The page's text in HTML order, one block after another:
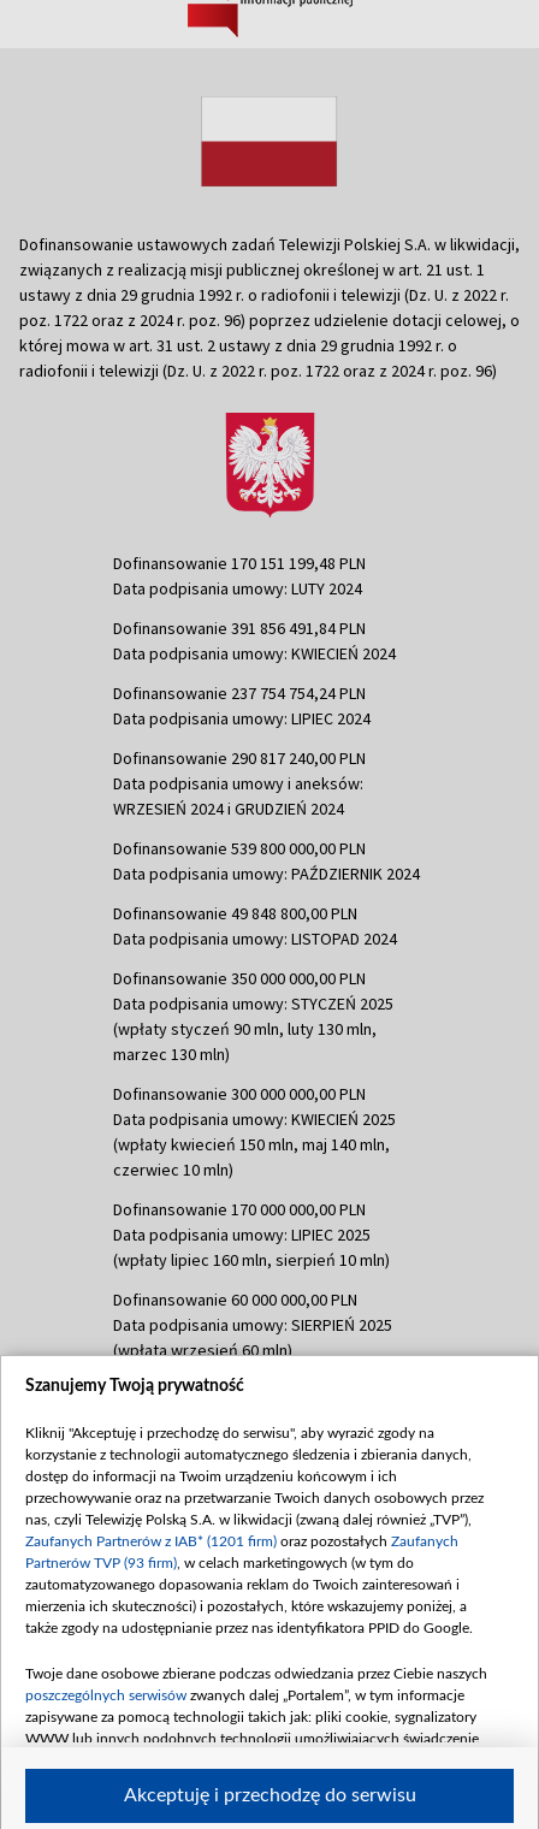
Dofinansowanie ustawowych zadań Telewizji Polskiej S.A. w likwidacji,
związanych z realizacją misji publicznej określonej w art. 21 ust. 1
ustawy z dnia 29 grudnia 1992 r. o radiofonii i telewizji (Dz. U. z 2022 r.
poz. 1722 oraz z 2024 r. poz. 96) poprzez udzielenie dotacji celowej, o
której mowa w art. 31 ust. 2 ustawy z dnia 29 grudnia 1992 r. o
radiofonii i telewizji (Dz. U. z 2022 r. poz. 1722 oraz z 2024 r. poz. 96)
Dofinansowanie 170 151 199,48 PLN
Data podpisania umowy: LUTY 2024
Dofinansowanie 391 856 491,84 PLN
Data podpisania umowy: KWIECIEŃ 2024
Dofinansowanie 237 754 754,24 PLN
Data podpisania umowy: LIPIEC 2024
Dofinansowanie 290 817 240,00 PLN
Data podpisania umowy i aneksów:
WRZESIEŃ 2024 i GRUDZIEŃ 2024
Dofinansowanie 539 800 000,00 PLN
Data podpisania umowy: PAŹDZIERNIK 2024
Dofinansowanie 49 848 800,00 PLN
Data podpisania umowy: LISTOPAD 2024
Dofinansowanie 350 000 000,00 PLN
Data podpisania umowy: STYCZEŃ 2025
(wpłaty styczeń 90 mln, luty 130 mln,
marzec 130 mln)
Dofinansowanie 300 000 000,00 PLN
Data podpisania umowy: KWIECIEŃ 2025
(wpłaty kwiecień 150 mln, maj 140 mln,
czerwiec 10 mln)
Dofinansowanie 170 000 000,00 PLN
Data podpisania umowy: LIPIEC 2025
(wpłaty lipiec 160 mln, sierpień 10 mln)
Dofinansowanie 60 000 000,00 PLN
Data podpisania umowy: SIERPIEŃ 2025
(wpłata wrzesień 60 mln)
Dofinansowanie 635 783 051,21 PLN
(wpłata wrzesień 100 mln, październik 350
mln, listopad 265 mln)
Dofinansowanie 48 862 000,00 PLN
Data podpisania umowy: GRUDZIEŃ 2025
(wpłata grudzień 60,548 mln)
Dofinansowanie 900 000 000,00 PLN
Data podpisania umowy: LUTY 2026 (wpłata
kwiecień 180 mln, 7 maja 180 mln, 8
czerwca 90 mln)
Dofinansowanie 250 000 000,00 PLN
4 sierpnia 250 mln
Szanujemy Twoją prywatność
Kliknij "Akceptuję i przechodzę do serwisu", aby wyrazić zgody na
korzystanie z technologii automatycznego śledzenia i zbierania danych,
dostęp do informacji na Twoim urządzeniu końcowym i ich
przechowywanie oraz na przetwarzanie Twoich danych osobowych przez
nas, czyli Telewizję Polską S.A. w likwidacji (zwaną dalej również „TVP”),
Zaufanych Partnerów z IAB* (1201 firm) oraz pozostałych Zaufanych
Partnerów TVP (93 firm) , w celach marketingowych (w tym do
zautomatyzowanego dopasowania reklam do Twoich zainteresowań i
mierzenia ich skuteczności) i pozostałych, które wskazujemy poniżej, a
także zgody na udostępnianie przez nas identyfikatora PPID do Google.
Twoje dane osobowe zbierane podczas odwiedzania przez Ciebie naszych
poszczególnych serwisów zwanych dalej „Portalem”, w tym informacje
zapisywane za pomocą technologii takich jak: pliki cookie, sygnalizatory
WWW lub innych podobnych technologii umożliwiających świadczenie
Akceptuję i przechodzę do serwisu